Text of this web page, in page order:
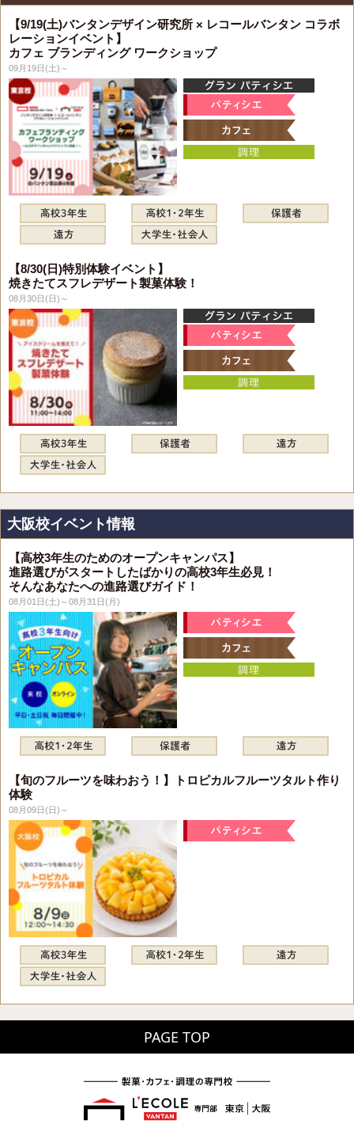
【9/19(土)バンタンデザイン研究所 × レコールバンタン コラボ
レーションイベント】
カフェ ブランディング ワークショップ
09月19日(土)～
【8/30(日)特別体験イベント】
焼きたてスフレデザート製菓体験！
08月30日(日)～
大阪校イベント情報
【高校3年生のためのオープンキャンパス】
進路選びがスタートしたばかりの高校3年生必見！
そんなあなたへの進路選びガイド！
08月01日(土)～08月31日(月)
【旬のフルーツを味わおう！】トロピカルフルーツタルト作り
体験
08月09日(日)～
PAGE TOP